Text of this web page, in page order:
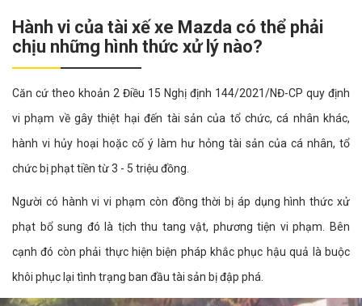
Hành vi của tài xế xe Mazda có thể phải
chịu những hình thức xử lý nào?
Căn cứ theo khoản 2 Điều 15 Nghị định 144/2021/NĐ-CP quy định
vi phạm về gây thiệt hại đến tài sản của tổ chức, cá nhân khác,
hành vi hủy hoại hoặc cố ý làm hư hỏng tài sản của cá nhân, tổ
chức bị phạt tiền từ 3 - 5 triệu đồng.
Người có hành vi vi phạm còn đồng thời bị áp dụng hình thức xử
phạt bổ sung đó là tịch thu tang vật, phương tiện vi phạm. Bên
cạnh đó còn phải thực hiện biện pháp khắc phục hậu quả là buộc
khôi phục lại tình trạng ban đầu tài sản bị đập phá.